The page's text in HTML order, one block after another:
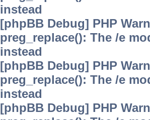
instead
[phpBB Debug] PHP
preg_replace(): The /e
instead
[phpBB Debug] PHP
preg_replace(): The /e
instead
[phpBB Debug] PHP